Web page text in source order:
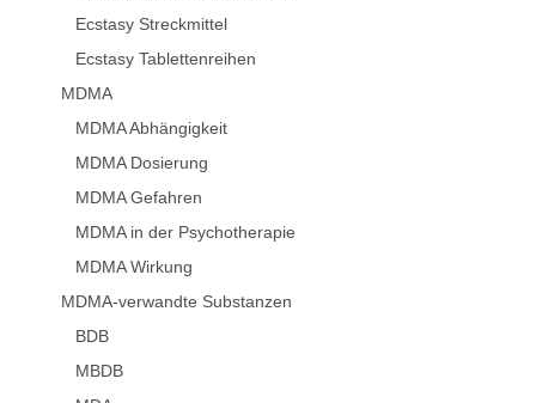
Ecstasy Streckmittel
Ecstasy Tablettenreihen
MDMA
MDMA Abhängigkeit
MDMA Dosierung
MDMA Gefahren
MDMA in der Psychotherapie
MDMA Wirkung
MDMA-verwandte Substanzen
BDB
MBDB